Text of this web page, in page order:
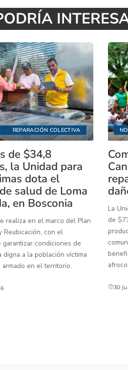
REPARACIÓN COLECTIVA
de $34,8
la Unidad para
dota el
salud de Loma
en Bosconia
realiza en el marco del Plan
Reubicación, con el
garantizar condiciones de
digna a la población víctima
en el territorio.
La
de
30